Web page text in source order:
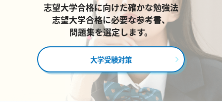
志望大学合格に向けた確かな勉強法
志望大学合格に必要な参考書、
問題集を選定します。
大学受験対策